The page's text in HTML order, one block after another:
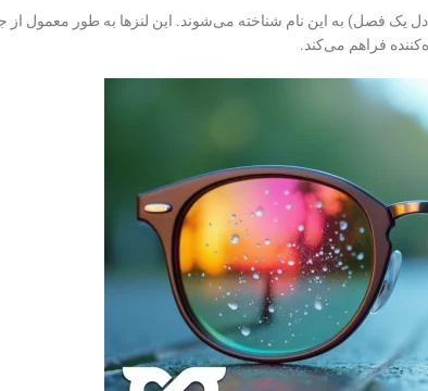
یک فصل) به این نام شناخته می‌شوند. این لنزها به طور معمول
فراهم می‌کند.